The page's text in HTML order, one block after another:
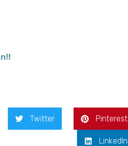
!
Twitter Pinterest
LinkedIn